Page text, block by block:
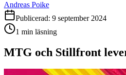
Andreas Poike
Publicerad: 9 september 2024
1 min läsning
MTG och Stillfront